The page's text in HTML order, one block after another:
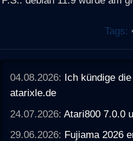
Tags:
04.08.2026: Ich kündige
atarixle.de
24.07.2026:Atari800 7.0.0
29.06.2026: Fujiama 2026